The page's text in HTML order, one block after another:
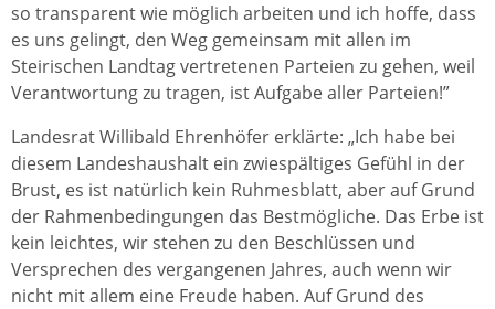
so transparent wie möglich arbeiten und ich hoffe, dass
es uns gelingt, den Weg gemeinsam mit allen im
Steirischen Landtag vertretenen Parteien zu gehen, weil
Verantwortung zu tragen, ist Aufgabe aller Parteien!”
Landesrat Willibald Ehrenhöfer erklärte: „Ich habe bei
diesem Landeshaushalt ein zwiespältiges Gefühl in der
Brust, es ist natürlich kein Ruhmesblatt, aber auf Grund
der Rahmenbedingungen das Bestmögliche. Das Erbe ist
kein leichtes, wir stehen zu den Beschlüssen und
Versprechen des vergangenen Jahres, auch wenn wir
nicht mit allem eine Freude haben. Auf Grund des